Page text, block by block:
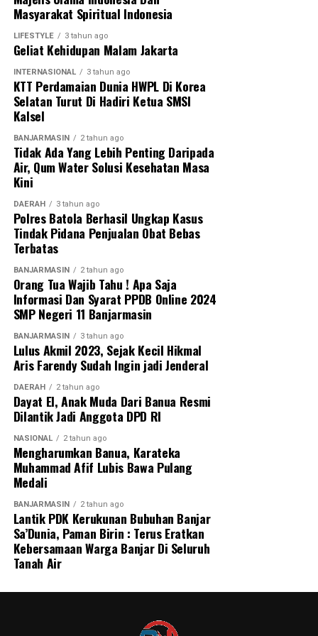
budaya service excellence, mengembangkan inovasi
digital, serta meningkatkan kompetensi sumber daya
manusia agar mampu memberikan pengalaman terbaik
bagi seluruh nasabah,” tambahnya.
Mitra menegaskan bahwa penghargaan ini bukanlah
akhir dari pencapaian, melainkan menjadi penyemangat
bagi Bank Kalsel untuk terus menghadirkan layanan
yang semakin responsif, adaptif, dan relevan dengan
kebutuhan masyarakat.
Sejalan dengan semangat Setia Melayani, Melaju
Bersama, Bank Kalsel akan terus berkomitmen
memperkuat transformasi layanan, baik melalui
peningkatan kualitas frontliner maupun pengembangan
berbagai kanal digital, sehingga mampu memberikan
pengalaman perbankan yang semakin baik serta
mendukung pertumbuhan ekonomi Kalimantan Selatan.
[adv/riv]
Post Views: 77
Sebarkan
WhatsApp 0 Facebook
Messenger
Masyarakat Spiritual Indonesia
LIFESTYLE 3 tahun ago
Geliat Kehidupan Malam Jakarta
INTERNASIONAL 3 tahun ago
KTT Perdamaian Dunia HWPL Di Korea
Selatan Turut Di Hadiri Ketua SMSI
Kalsel
BANJARMASIN 2 tahun ago
Tidak Ada Yang Lebih Penting Daripada
Air, Qum Water Solusi Kesehatan Masa
Kini
DAERAH 3 tahun ago
Polres Batola Berhasil Ungkap Kasus
Tindak Pidana Penjualan Obat Bebas
Terbatas
BANJARMASIN 2 tahun ago
Orang Tua Wajib Tahu ! Apa Saja
Informasi Dan Syarat PPDB Online 2024
SMP Negeri 11 Banjarmasin
BANJARMASIN 3 tahun ago
Lulus Akmil 2023, Sejak Kecil Hikmal
Aris Farendy Sudah Ingin jadi Jenderal
DAERAH 2 tahun ago
Dayat El, Anak Muda Dari Banua Resmi
Dilantik Jadi Anggota DPD RI
NASIONAL 2 tahun ago
Mengharumkan Banua, Karateka
Muhammad Afif Lubis Bawa Pulang
Medali
BANJARMASIN 2 tahun ago
Lantik PDK Kerukunan Bubuhan Banjar
Sa’Dunia, Paman Birin : Terus Eratkan
Kebersamaan Warga Banjar Di Seluruh
Tanah Air